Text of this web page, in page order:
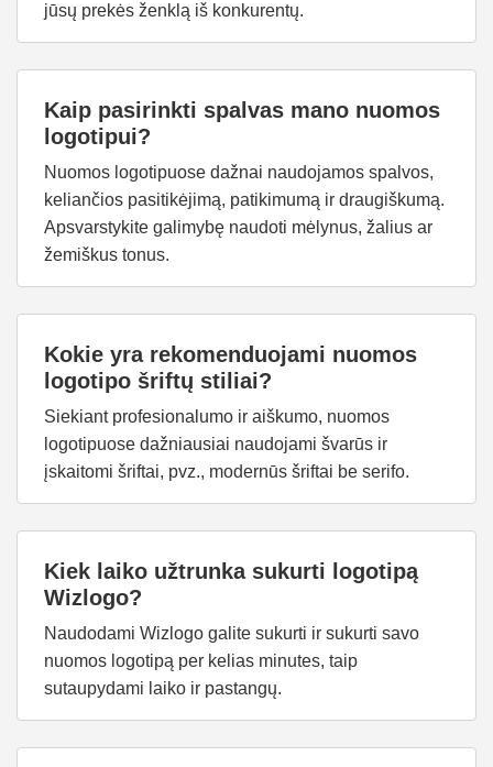
jūsų prekės ženklą iš konkurentų.
Kaip pasirinkti spalvas mano nuomos
logotipui?
Nuomos logotipuose dažnai naudojamos spalvos,
keliančios pasitikėjimą, patikimumą ir draugiškumą.
Apsvarstykite galimybę naudoti mėlynus, žalius ar
žemiškus tonus.
Kokie yra rekomenduojami nuomos
logotipo šriftų stiliai?
Siekiant profesionalumo ir aiškumo, nuomos
logotipuose dažniausiai naudojami švarūs ir
įskaitomi šriftai, pvz., modernūs šriftai be serifo.
Kiek laiko užtrunka sukurti logotipą
Wizlogo?
Naudodami Wizlogo galite sukurti ir sukurti savo
nuomos logotipą per kelias minutes, taip
sutaupydami laiko ir pastangų.